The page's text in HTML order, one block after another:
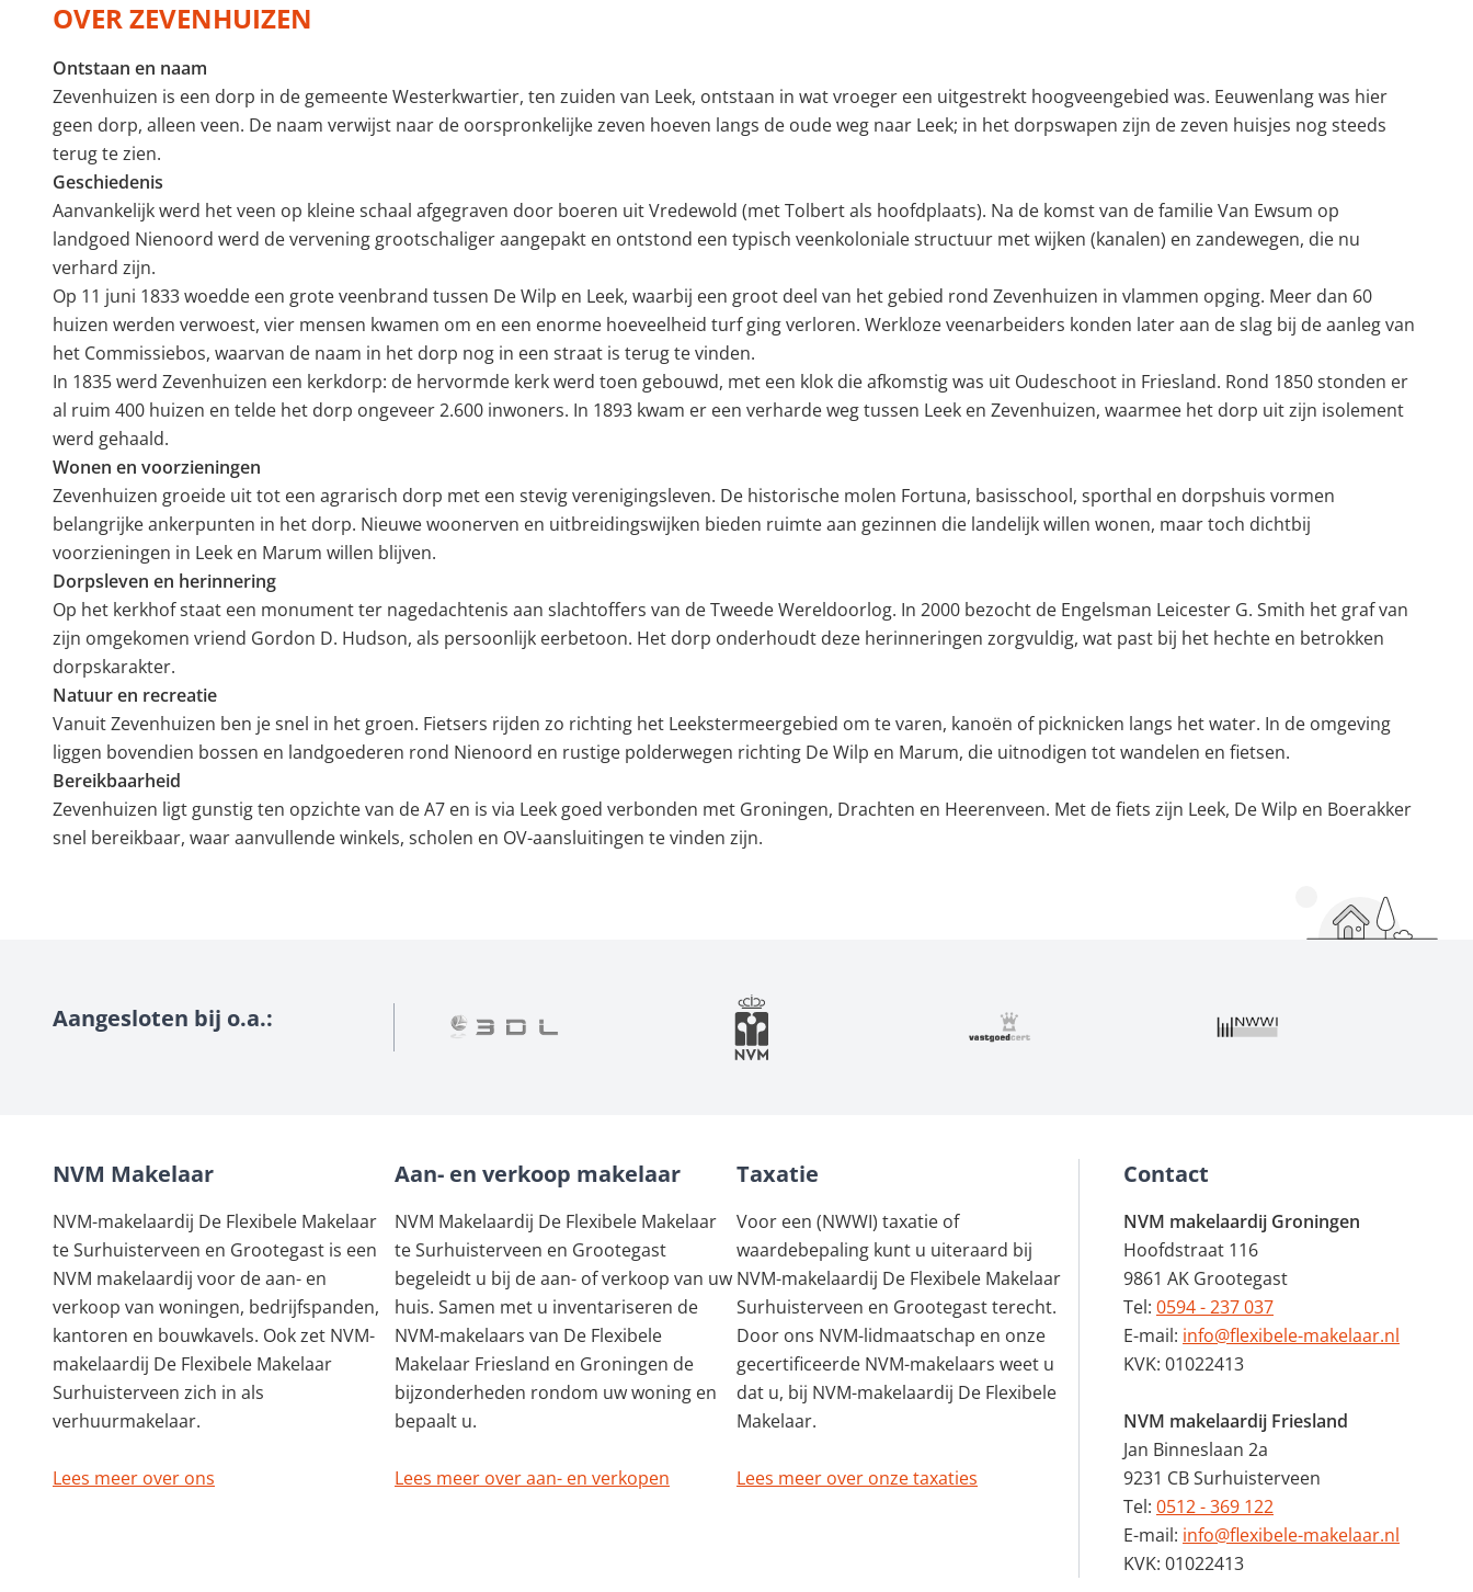
OVER ZEVENHUIZEN
Ontstaan en naam
Zevenhuizen is een dorp in de gemeente Westerkwartier, ten zuiden van Leek, ontstaan in wat vroeger een uitgestrekt hoogveengebied was. Eeuwenlang was hier
geen dorp, alleen veen. De naam verwijst naar de oorspronkelijke zeven hoeven langs de oude weg naar Leek; in het dorpswapen zijn de zeven huisjes nog steeds
terug te zien.
Geschiedenis
Aanvankelijk werd het veen op kleine schaal afgegraven door boeren uit Vredewold (met Tolbert als hoofdplaats). Na de komst van de familie Van Ewsum op
landgoed Nienoord werd de vervening grootschaliger aangepakt en ontstond een typisch veenkoloniale structuur met wijken (kanalen) en zandewegen, die nu
verhard zijn.
Op 11 juni 1833 woedde een grote veenbrand tussen De Wilp en Leek, waarbij een groot deel van het gebied rond Zevenhuizen in vlammen opging. Meer dan 60
huizen werden verwoest, vier mensen kwamen om en een enorme hoeveelheid turf ging verloren. Werkloze veenarbeiders konden later aan de slag bij de aanleg van
het Commissiebos, waarvan de naam in het dorp nog in een straat is terug te vinden.
In 1835 werd Zevenhuizen een kerkdorp: de hervormde kerk werd toen gebouwd, met een klok die afkomstig was uit Oudeschoot in Friesland. Rond 1850 stonden er
al ruim 400 huizen en telde het dorp ongeveer 2.600 inwoners. In 1893 kwam er een verharde weg tussen Leek en Zevenhuizen, waarmee het dorp uit zijn isolement
werd gehaald.
Wonen en voorzieningen
Zevenhuizen groeide uit tot een agrarisch dorp met een stevig verenigingsleven. De historische molen Fortuna, basisschool, sporthal en dorpshuis vormen
belangrijke ankerpunten in het dorp. Nieuwe woonerven en uitbreidingswijken bieden ruimte aan gezinnen die landelijk willen wonen, maar toch dichtbij
voorzieningen in Leek en Marum willen blijven.
Dorpsleven en herinnering
Op het kerkhof staat een monument ter nagedachtenis aan slachtoffers van de Tweede Wereldoorlog. In 2000 bezocht de Engelsman Leicester G. Smith het graf van
zijn omgekomen vriend Gordon D. Hudson, als persoonlijk eerbetoon. Het dorp onderhoudt deze herinneringen zorgvuldig, wat past bij het hechte en betrokken
dorpskarakter.
Natuur en recreatie
Vanuit Zevenhuizen ben je snel in het groen. Fietsers rijden zo richting het Leekstermeergebied om te varen, kanoën of picknicken langs het water. In de omgeving
liggen bovendien bossen en landgoederen rond Nienoord en rustige polderwegen richting De Wilp en Marum, die uitnodigen tot wandelen en fietsen.
Bereikbaarheid
Zevenhuizen ligt gunstig ten opzichte van de A7 en is via Leek goed verbonden met Groningen, Drachten en Heerenveen. Met de fiets zijn Leek, De Wilp en Boerakker
snel bereikbaar, waar aanvullende winkels, scholen en OV-aansluitingen te vinden zijn.
Aangesloten bij o.a.:
NVM Makelaar
NVM-makelaardij De Flexibele Makelaar
te Surhuisterveen en Grootegast is een
NVM makelaardij voor de aan- en
verkoop van woningen, bedrijfspanden,
kantoren en bouwkavels. Ook zet NVM-
makelaardij De Flexibele Makelaar
Surhuisterveen zich in als
verhuurmakelaar.
Lees meer over ons
Aan- en verkoop makelaar
NVM Makelaardij De Flexibele Makelaar
te Surhuisterveen en Grootegast
begeleidt u bij de aan- of verkoop van uw
huis. Samen met u inventariseren de
NVM-makelaars van De Flexibele
Makelaar Friesland en Groningen de
bijzonderheden rondom uw woning en
bepaalt u.
Lees meer over aan- en verkopen
Taxatie
Voor een (NWWI) taxatie of
waardebepaling kunt u uiteraard bij
NVM-makelaardij De Flexibele Makelaar
Surhuisterveen en Grootegast terecht.
Door ons NVM-lidmaatschap en onze
gecertificeerde NVM-makelaars weet u
dat u, bij NVM-makelaardij De Flexibele
Makelaar.
Lees meer over onze taxaties
Contact
NVM makelaardij Groningen
Hoofdstraat 116
9861 AK Grootegast
Tel: 0594 - 237 037
E-mail: info@flexibele-makelaar.nl
KVK: 01022413
NVM makelaardij Friesland
Jan Binneslaan 2a
9231 CB Surhuisterveen
Tel: 0512 - 369 122
E-mail: info@flexibele-makelaar.nl
KVK: 01022413